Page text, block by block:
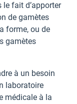
le fait d’apporter
de gamètes
forme, ou de
gamètes
à un besoin
laboratoire
médicale à la